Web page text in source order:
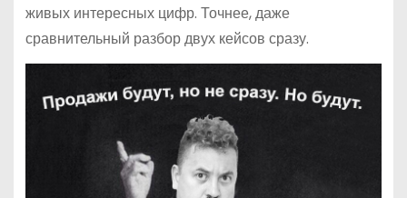
живых интересных цифр. Точнее, даже
сравнительный разбор двух кейсов сразу.